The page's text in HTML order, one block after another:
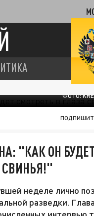
ФОТО:
"КАК ОН БУДЕТ
неделе лично
разведки.